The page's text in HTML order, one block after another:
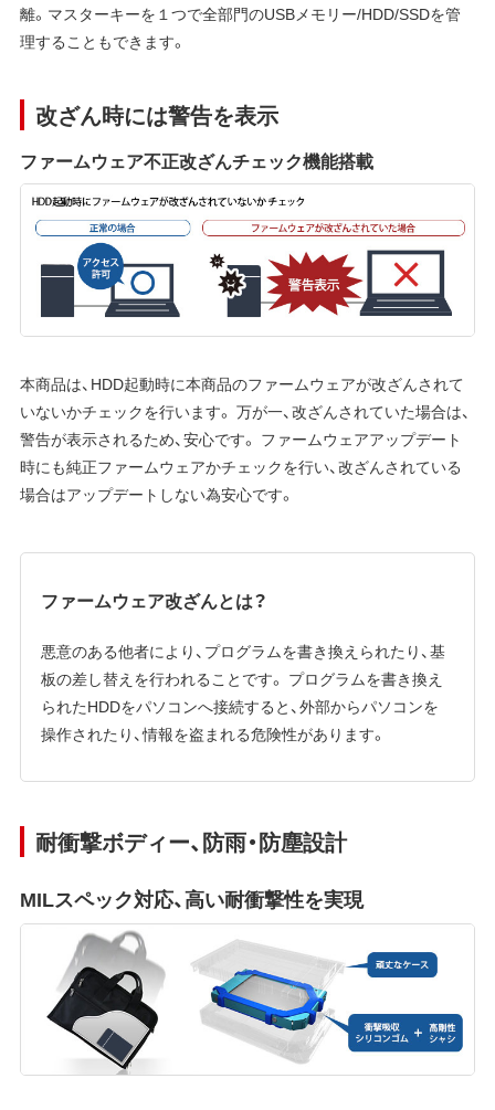
離。マスターキーを１つで全部門のUSBメモリー/HDD/SSDを管
理することもできます。
改ざん時には警告を表示
ファームウェア不正改ざんチェック機能搭載
本商品は、HDD起動時に本商品のファームウェアが改ざんされて
いないかチェックを行います。 万が一、改ざんされていた場合は、
警告が表示されるため、安心です。 ファームウェアアップデート
時にも純正ファームウェアかチェックを行い、改ざんされている
場合はアップデートしない為安心です。
ファームウェア改ざんとは？
悪意のある他者により、プログラムを書き換えられたり、基
板の差し替えを行われることです。 プログラムを書き換え
られたHDDをパソコンへ接続すると、外部からパソコンを
操作されたり、情報を盗まれる危険性があります。
耐衝撃ボディー、防雨・防塵設計
MILスペック対応、高い耐衝撃性を実現